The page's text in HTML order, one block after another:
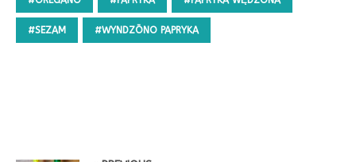
#SEZAM #WYNDZŌNO PAPRYKA